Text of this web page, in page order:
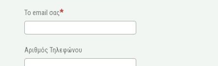
Το email σας
Αριθμός Τηλεφώνου